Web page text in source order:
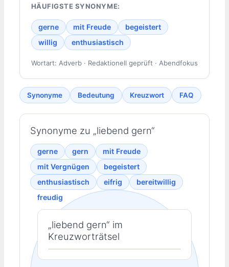
HÄUFIGSTE SYNONYME:
gerne mit Freude
begeistert
willig
enthusiastisch
Wortart: Adverb · Redaktionell geprüft · Abendfokus
Synonyme Bedeutung Kreuzwort FAQ
Synonyme zu „liebend gern“
gerne gern
mit Freude
mit Vergnügen
begeistert
enthusiastisch
eifrig
bereitwillig
freudig
„liebend gern“ im
Kreuzworträtsel